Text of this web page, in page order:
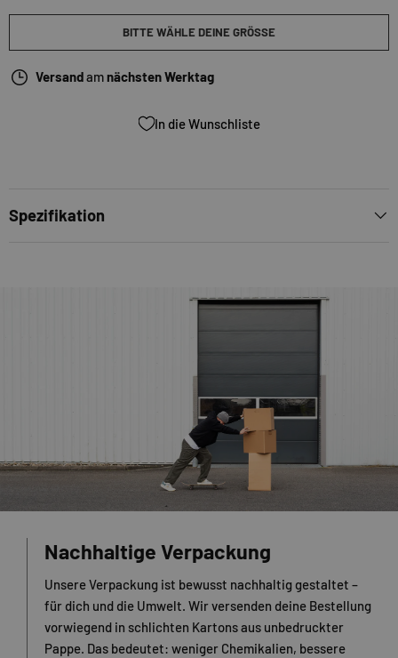
BITTE WÄHLE DEINE GRÖSSE
Versandamnächsten Werktag
In die Wunschliste
Spezifikation
Nachhaltige Verpackung
Unsere Verpackung ist bewusst nachhaltig gestaltet –
für dich und die Umwelt. Wir versenden deine Bestellung
vorwiegend in schlichten Kartons aus unbedruckter
Pappe. Das bedeutet: weniger Chemikalien, bessere